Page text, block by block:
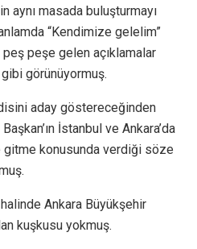
masada buluşturmayı
“Kendimize gelelim”
peşe gelen açıklamalar
görünüyormuş.
aday göstereceğinden
İstanbul ve Ankara’da
konusunda verdiği söze
Ankara Büyükşehir
kuşkusu yokmuş.